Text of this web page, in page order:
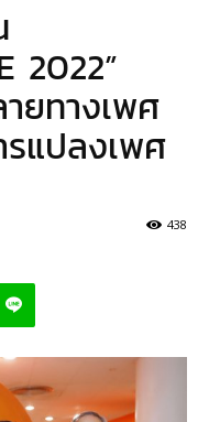
2022”
ยทางเพศ
รแปลงเพศ
438